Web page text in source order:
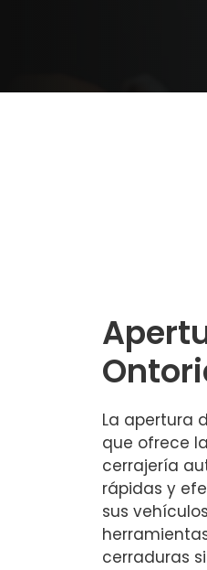
La apertura
que ofrece
cerrajería
rápidas y
sus
cerraduras